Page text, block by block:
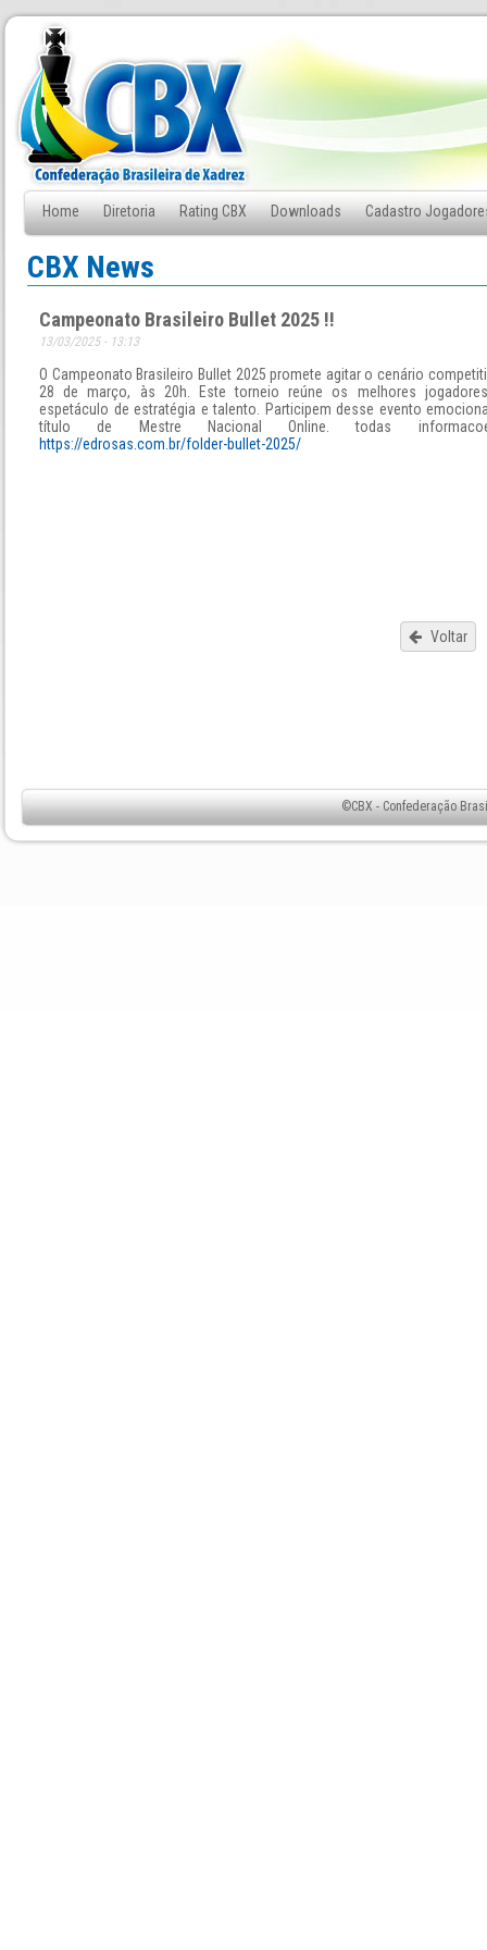
Home Diretoria Rating CBX Downloads Cadastro
Fale Conosco
CBX News
Campeonato Brasileiro Bullet 2025 !!
13/03/2025 - 13:13
O Campeonato Brasileiro Bullet 2025 promete agitar o cenário
28 de março, às 20h. Este torneio reúne os melhores
espetáculo de estratégia e talento. Participem desse evento
título de Mestre Nacional Online. todas
https://edrosas.com.br/folder-bullet-2025/
Voltar
©CBX - Confederação